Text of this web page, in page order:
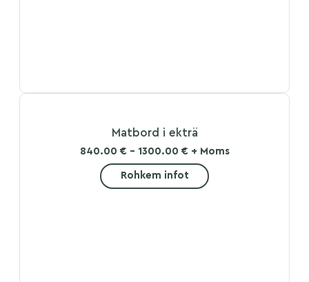
Matbord i ekträ
840.00 € - 1300.00 € + Moms
Rohkem infot